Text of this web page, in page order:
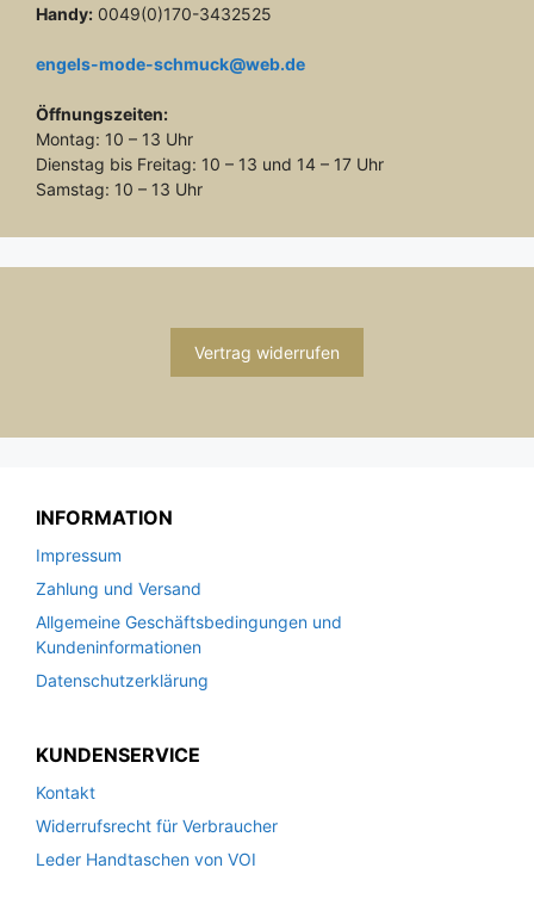
Handy: 0049(0)170-3432525
engels-mode-schmuck@web.de
Öffnungszeiten:
Montag: 10 – 13 Uhr
Dienstag bis Freitag: 10 – 13 und 14 – 17 Uhr
Samstag: 10 – 13 Uhr
Vertrag widerrufen
INFORMATION
Impressum
Zahlung und Versand
Allgemeine Geschäftsbedingungen und
Kundeninformationen
Datenschutzerklärung
KUNDENSERVICE
Kontakt
Widerrufsrecht für Verbraucher
Leder Handtaschen von VOI